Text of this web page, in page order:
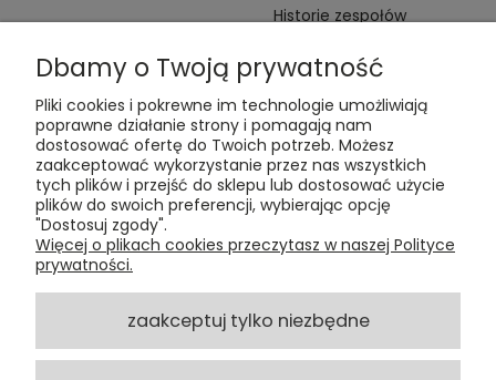
Historie zespołów
Kontakt:
t:+48 609 155 327
e:vinyltamka@gmail.com
ul. Chmielna 20, 00-020 Warszawa
Dbamy o Twoją prywatność
Pliki cookies i pokrewne im technologie umożliwiają
poprawne działanie strony i pomagają nam
dostosować ofertę do Twoich potrzeb. Możesz
zaakceptować wykorzystanie przez nas wszystkich
tych plików i przejść do sklepu lub dostosować użycie
plików do swoich preferencji, wybierając opcję
"Dostosuj zgody".
Więcej o plikach cookies przeczytasz w naszej Polityce
prywatności.
zaakceptuj tylko niezbędne